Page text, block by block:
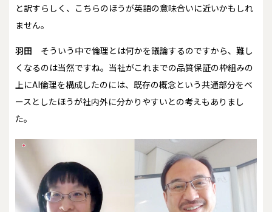
と訳すらしく、こちらのほうが英語の意味合いに近いかもしれ
ません。
羽田 そういう中で倫理とは何かを議論するのですから、難し
くなるのは当然ですね。当社がこれまでの品質保証の枠組みの
上にAI倫理を構成したのには、既存の概念という共通部分をベ
ースとしたほうが社内外に分かりやすいとの考えもありまし
た。